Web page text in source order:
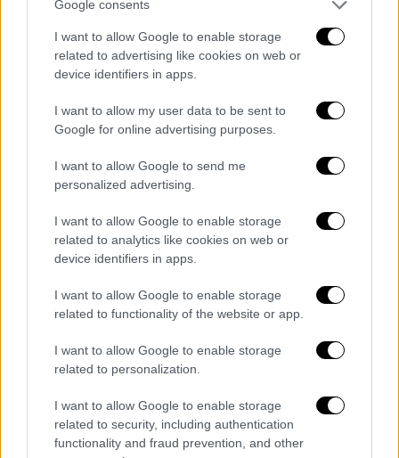
Google consents
I want to allow Google to enable storage
related to advertising like cookies on web or
device identifiers in apps.
I want to allow my user data to be sent to
Google for online advertising purposes.
I want to allow Google to send me
personalized advertising.
I want to allow Google to enable storage
related to analytics like cookies on web or
device identifiers in apps.
I want to allow Google to enable storage
related to functionality of the website or app.
I want to allow Google to enable storage
related to personalization.
I want to allow Google to enable storage
related to security, including authentication
functionality and fraud prevention, and other
σημείο.
Am Gymnasium in Schongau läuft
derzeit ein größerer Polizeieinsatz.
Verletzte.https://t.co/9mcCl12jE3
— AugsburgerAllgemeine
(@AZ_Augsburg)July 8, 2026
Τα σχολιά σας δημοσιεύονται άμεσα με δική σας ευθύνη. Το